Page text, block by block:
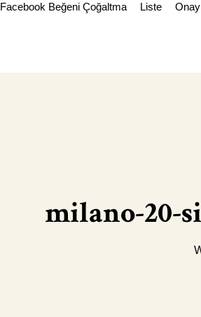
Facebook Beğeni Çoğaltma Liste Onay
milano-20-